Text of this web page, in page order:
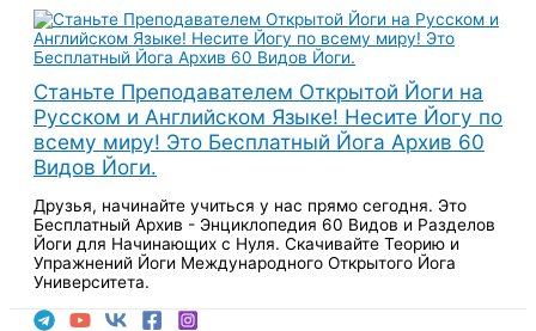
Перейти
содержимому
Станьте Преподавателем Открытой Йоги на
Русском и Английском Языке! Несите Йогу по
всему миру! Это Бесплатный Йога Архив 60
Видов Йоги.
Друзья, начинайте учиться у нас прямо сегодня. Это
Бесплатный Архив - Энциклопедия 60 Видов и Разделов
Йоги для Начинающих с Нуля. Скачивайте Теорию и
Упражнений Йоги Международного Открытого Йога
Университета.